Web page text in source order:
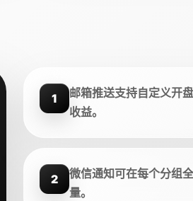
1
邮箱推送支持自定义开
收益。
2
微信通知可在每个分组
量。